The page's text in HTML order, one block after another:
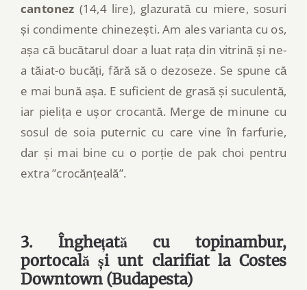
cantonez (14,4 lire), glazurată cu miere, sosuri
și condimente chinezești. Am ales varianta cu os,
așa că bucătarul doar a luat rața din vitrină și ne-
a tăiat-o bucăți, fără să o dezoseze. Se spune că
e mai bună așa. E suficient de grasă și suculentă,
iar pielița e ușor crocantă. Merge de minune cu
sosul de soia puternic cu care vine în farfurie,
dar și mai bine cu o porție de pak choi pentru
extra ”crocănțeală”.
3. Înghețată cu topinambur,
portocală și unt clarifiat la Costes
Downtown (Budapesta)